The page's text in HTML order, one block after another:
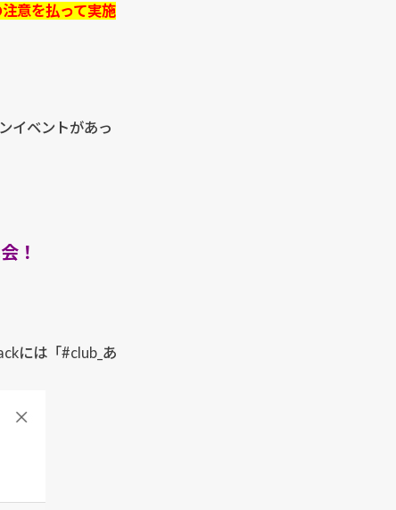
意を払って実施
イベントがあっ
！
には「#club_あ